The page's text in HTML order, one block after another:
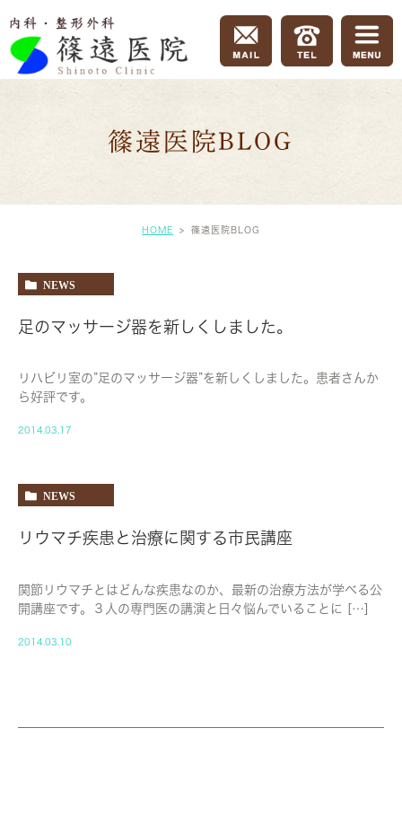
篠遠医院BLOG
HOME 篠遠医院BLOG
NEWS
足のマッサージ器を新しくしました。
リハビリ室の”足のマッサージ器”を新しくしました。患者さんか
ら好評です。
2014.03.17
NEWS
リウマチ疾患と治療に関する市民講座
関節リウマチとはどんな疾患なのか、最新の治療方法が学べる公
開講座です。３人の専門医の講演と日々悩んでいることに […]
2014.03.10